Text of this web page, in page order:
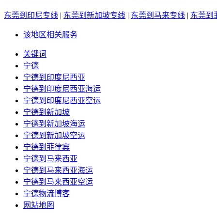
东莞到印尼专线 | 东莞到新加坡专线 | 东莞到马来专线 | 东莞到
该地区相关服务
关键词
宁德
宁德到印度尼西亚
宁德到印度尼西亚海运
宁德到印度尼西亚空运
宁德到新加坡
宁德到新加坡海运
宁德到新加坡空运
宁德到菲律宾
宁德到马来西亚
宁德到马来西亚海运
宁德到马来西亚空运
宁德物流博客
网站地图